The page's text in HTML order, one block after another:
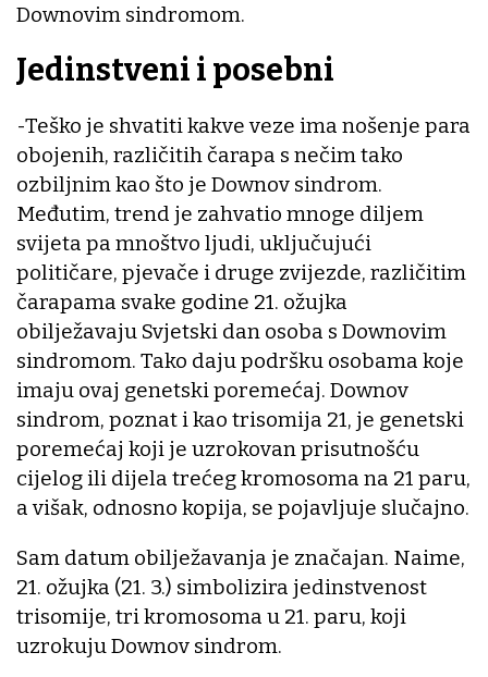
Downovim sindromom.
Jedinstveni i posebni
-Teško je shvatiti kakve veze ima nošenje para
obojenih, različitih čarapa s nečim tako
ozbiljnim kao što je Downov sindrom.
Međutim, trend je zahvatio mnoge diljem
svijeta pa mnoštvo ljudi, uključujući
političare, pjevače i druge zvijezde, različitim
čarapama svake godine 21. ožujka
obilježavaju Svjetski dan osoba s Downovim
sindromom. Tako daju podršku osobama koje
imaju ovaj genetski poremećaj. Downov
sindrom, poznat i kao trisomija 21, je genetski
poremećaj koji je uzrokovan prisutnošću
cijelog ili dijela trećeg kromosoma na 21 paru,
a višak, odnosno kopija, se pojavljuje slučajno.
Sam datum obilježavanja je značajan. Naime,
21. ožujka (21. 3.) simbolizira jedinstvenost
trisomije, tri kromosoma u 21. paru, koji
uzrokuju Downov sindrom.